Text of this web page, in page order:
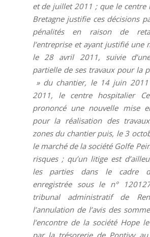
et de juillet 2011 ; que le centre
Bretagne justifie ces décisions
pénalités en raison de
l’entreprise et ayant justifié une
le 28 avril 2011, suivie
partielle de ses travaux pour la
» du chantier, le 14 juin
2011, le centre hospitalier
prononcé une nouvelle mise
pour la réalisation des
zones du chantier puis, le 3
le marché de la société Golfe
risques ; qu’un litige est
les parties dans le cadre
enregistrée sous le n°
tribunal administratif de
l’annulation de l’avis des
l’encontre de la société Hope
par la trésorerie de Pontivy